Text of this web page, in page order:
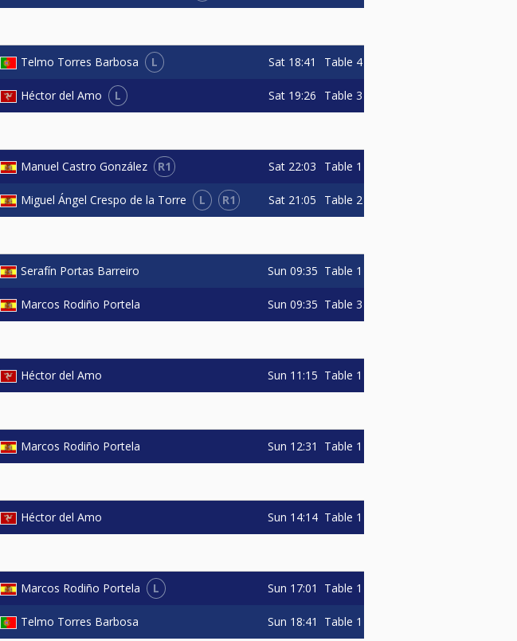
Telmo Torres Barbosa L Sat 18:41 Table 4
Héctor del Amo L Sat 19:26 Table 3
Manuel Castro González R1 Sat 22:03 Table 1
Miguel Ángel Crespo de la Torre L R1 Sat 21:05 Table 2
Serafín Portas Barreiro Sun 09:35 Table 1
Marcos Rodiño Portela Sun 09:35 Table 3
Héctor del Amo Sun 11:15 Table 1
Marcos Rodiño Portela Sun 12:31 Table 1
Héctor del Amo Sun 14:14 Table 1
Marcos Rodiño Portela L Sun 17:01 Table 1
Telmo Torres Barbosa Sun 18:41 Table 1